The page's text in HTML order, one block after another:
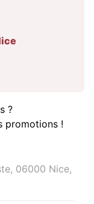
?
promotions !
06000 Nice,